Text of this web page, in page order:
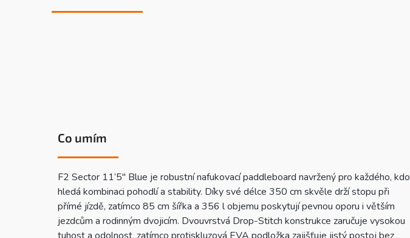
Co umím
F2 Sector 11’5″ Blue je robustní nafukovací paddleboard navržený pro každého, kdo
hledá kombinaci pohodlí a stability. Díky své délce 350 cm skvěle drží stopu při
přímé jízdě, zatímco 85 cm šířka a 356 l objemu poskytují pevnou oporu i větším
jezdcům a rodinným dvojicím. Dvouvrstvá Drop-Stitch konstrukce zaručuje vysokou